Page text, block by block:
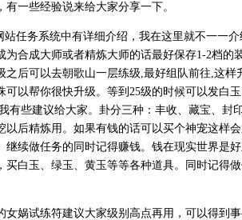
一些经验说来给大家分享一下。
务系统中有详细介绍，我在这里就不一一介
合成大师或者精炼大师的话最好保存1-2档的
之后可以去朝歌山一层练级,最好组队前往,这样
以帮你很快升级。等到25级的时候可以发白
有些建议给大家。卦分三种：丰收、藏宝、封
后精炼用。如果有钱的话可以买个神宠这样
续做任务的同时记得赚钱。钱在现实世界是好
白玉、绿玉、黄玉等等各种道具。同时记得
娲试练符建议大家级别高点再用，可以得到